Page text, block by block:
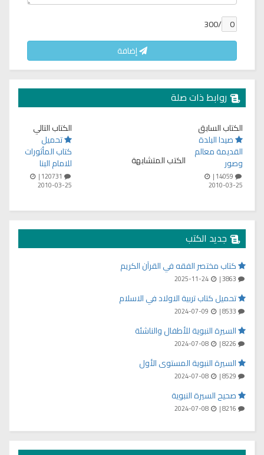
/300
إضافة
روابط ذات صلة
الكتاب السابق
صيدا البلدة
القديمة معالم
وصور
2010-03-25
الكتب المتشابهة
الكتاب التالي
تحميل
كتاب المأثورات
للامام البنا
2010-03-25
جديد الكتب
كتاب مختصر الفقه في القرآن الكريم
2025-11-24
تحميل كتاب تربية الاولاد في الاسلام
السيرة النبوية للأطفال والناشئة
2024-07-08
السيرة النبوية المستوى الأول
2024-07-08
صحيح السيرة النبوية
2024-07-08